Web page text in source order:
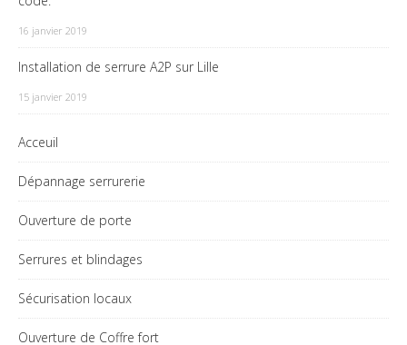
16 janvier 2019
Installation de serrure A2P sur Lille
15 janvier 2019
Acceuil
Dépannage serrurerie
Ouverture de porte
Serrures et blindages
Sécurisation locaux
Ouverture de Coffre fort